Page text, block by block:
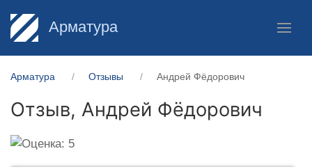
Арматура
Арматура Отзывы Андрей Фёдорович
Отзыв, Андрей Фёдорович